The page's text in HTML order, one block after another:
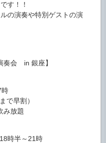
す！！
の演奏や特別ゲストの演
奏会 in 銀座】
時
早割）
み放題
時半～21時